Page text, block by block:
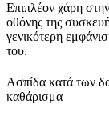
Επιπλέον χάρη
οθόνης της
γενικότερη
του.
Ασπίδα κατά των
καθάρισμα